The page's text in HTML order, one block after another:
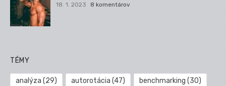
18. 1. 2023 8 komentárov
TÉMY
analýza (29) autorotácia (47) benchmarking (30)